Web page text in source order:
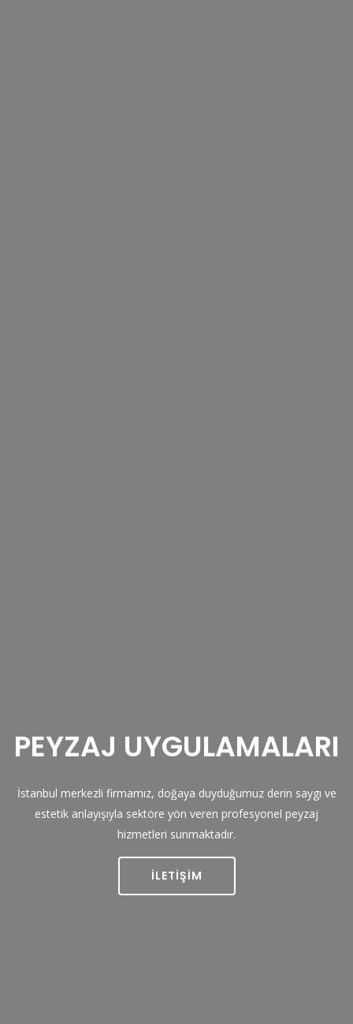
PEYZAJ UYGULAMALARI
İstanbul merkezli firmamız, doğaya duyduğumuz derin saygı ve
estetik anlayışıyla sektöre yön veren profesyonel peyzaj
hizmetleri sunmaktadır.